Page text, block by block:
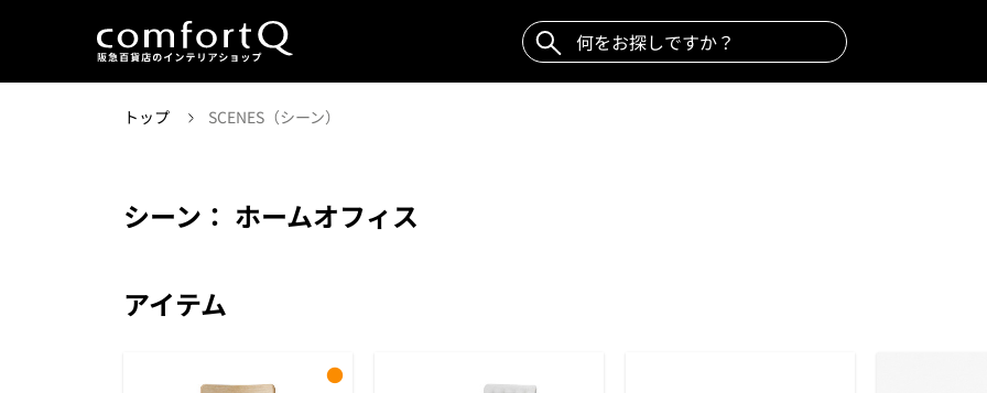
トップ SCENES（シーン）
シーン： ホームオフィス
アイテム
●